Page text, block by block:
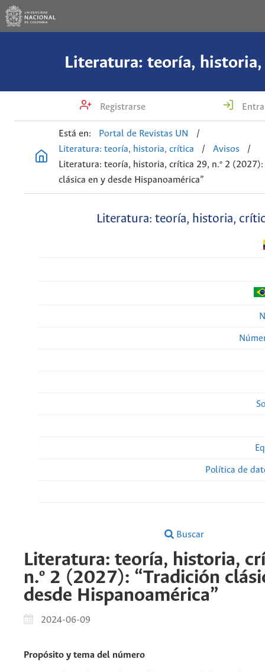
Literatura: teoría,
Registrarse
Está en: Portal de Revistas UN
/
Literatura: teoría, historia, crítica
/ Avisos
/
Literatura: teoría, historia, crítica 29, n.º 2 (2027):
clásica en y desde Hispanoamérica”
Literatura: teoría, historia,
Política de
Buscar
Literatura: teoría, historia,
n.º 2 (2027): “Tradición
desde Hispanoamérica”
2024-06-09
Propósito y tema del número